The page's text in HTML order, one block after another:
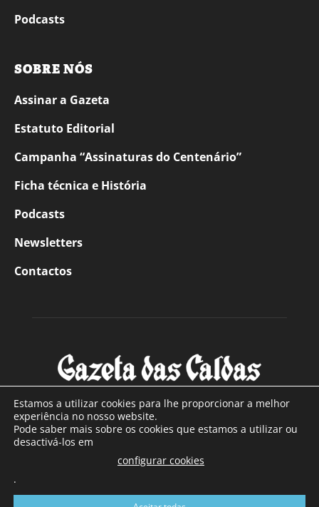
Podcasts
SOBRE NÓS
Assinar a Gazeta
Estatuto Editorial
Campanha “Assinaturas do Centenário”
Ficha técnica e História
Podcasts
Newsletters
Contactos
SOBRE NÓS
Com sede nas Caldas da Rainha e mais de 90 anos de
a sul de distrito de Leiria, com mais de 40.000 leitores por
Estamos a utilizar cookies para lhe proporcionar a melhor
experiência no nosso website.
Pode saber mais sobre os cookies que estamos a utilizar ou
desactivá-los em
configurar cookies
.